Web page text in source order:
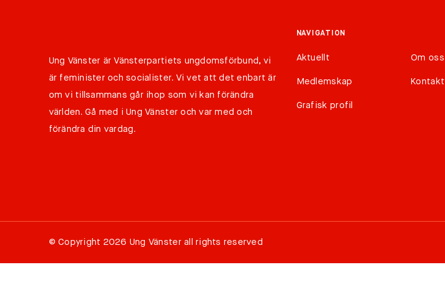
Ung Vänster är Vänsterpartiets ungdomsförbund, vi
är feminister och socialister. Vi vet att det enbart är
om vi tillsammans går ihop som vi kan förändra
världen. Gå med i Ung Vänster och var med och
förändra din vardag.
NAVIGATION
Aktuellt Om oss
Medlemskap Kontakt
Grafisk profil
© Copyright 2026 Ung Vänster all rights reserved